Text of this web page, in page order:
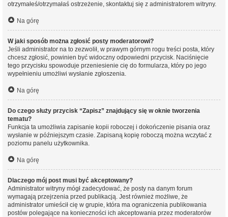
otrzymałeś/otrzymałaś ostrzeżenie, skontaktuj się z administratorem witryny.
Na górę
W jaki sposób można zgłosić posty moderatorowi?
Jeśli administrator na to zezwolił, w prawym górnym rogu treści posta, który
chcesz zgłosić, powinien być widoczny odpowiedni przycisk. Naciśnięcie
tego przycisku spowoduje przeniesienie cię do formularza, który po jego
wypełnieniu umożliwi wysłanie zgłoszenia.
Na górę
Do czego służy przycisk “Zapisz” znajdujący się w oknie tworzenia
tematu?
Funkcja ta umożliwia zapisanie kopii roboczej i dokończenie pisania oraz
wysłanie w późniejszym czasie. Zapisaną kopię roboczą można wczytać z
poziomu panelu użytkownika.
Na górę
Dlaczego mój post musi być akceptowany?
Administrator witryny mógł zadecydować, że posty na danym forum
wymagają przejrzenia przed publikacją. Jest również możliwe, że
administrator umieścił cię w grupie, która ma ograniczenia publikowania
postów polegające na konieczności ich akceptowania przez moderatorów